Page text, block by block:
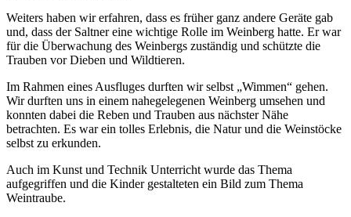
Weiters haben wir erfahren, dass es früher ganz andere Geräte gab
und, dass der Saltner eine wichtige Rolle im Weinberg hatte. Er war
für die Überwachung des Weinbergs zuständig und schützte die
Trauben vor Dieben und Wildtieren.
Im Rahmen eines Ausfluges durften wir selbst „Wimmen“ gehen.
Wir durften uns in einem nahegelegenen Weinberg umsehen und
konnten dabei die Reben und Trauben aus nächster Nähe
betrachten. Es war ein tolles Erlebnis, die Natur und die Weinstöcke
selbst zu erkunden.
Auch im Kunst und Technik Unterricht wurde das Thema
aufgegriffen und die Kinder gestalteten ein Bild zum Thema
Weintraube.